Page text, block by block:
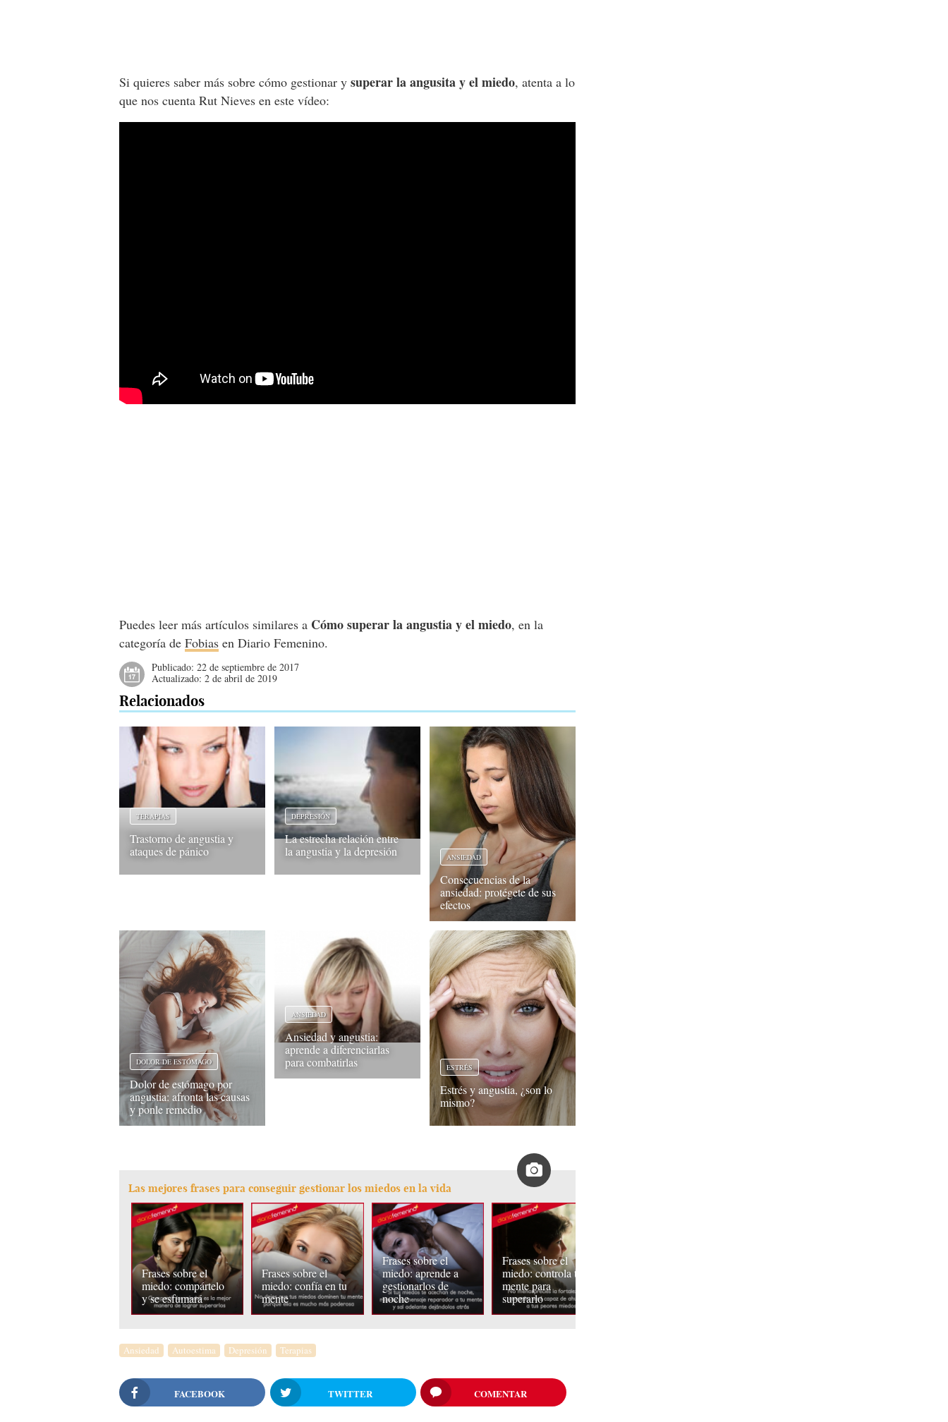
Si quieres saber más sobre cómo gestionar ysuperar la angusita y el miedo, atenta a lo
que nos cuenta Rut Nieves en este vídeo:
Puedes leer más artículos similares a Cómo superar la angustia y el miedo, en la
categoría deFobias en Diario Femenino.
Publicado:22 de septiembre de 2017
Actualizado:2 de abril de 2019
Relacionados
TERAPIAS
Trastorno de angustia y
ataques de pánico
DEPRESIÓN
La estrecha relación entre
la angustia y la depresión
ANSIEDAD
Consecuencias de la
ansiedad: protégete de sus
efectos
DOLOR DE ESTÓMAGO
Dolor de estómago por
angustia: afronta las causas
y ponle remedio
ANSIEDAD
Ansiedad y angustia:
aprende a diferenciarlas
para combatirlas
ESTRÉS
Estrés y angustia, ¿son lo
mismo?
Las mejores frases para conseguir gestionar los miedos en la vida
Frases sobre el
miedo: compártelo
y se esfumará
Frases sobre el
miedo: confía en tu
mente
Frases sobre el
miedo: aprende a
gestionarlos de
noche
Frases sobre el
miedo: controla tu
mente para
superarlo
Ansiedad Autoestima Depresión Terapias
FACEBOOK TWITTER COMENTAR